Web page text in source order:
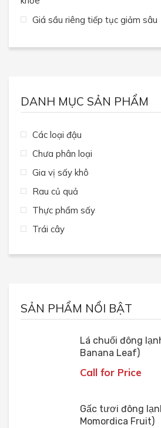
Giá sầu riêng tiếp tục giảm sâu
DANH MỤC SẢN PHẨM
Các loại đậu
Chưa phân loại
Gia vị sấy khô
Rau củ quả
Thực phẩm sấy
Trái cây
SẢN PHẨM NỔI BẬT
Lá chuối đông
Banana Leaf)
Call for Price
Gấc tươi đông
Momordica Fruit)